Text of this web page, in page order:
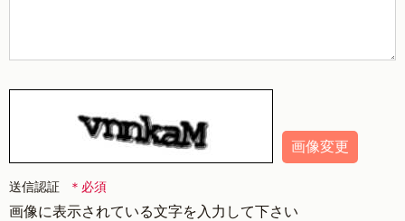
画像変更
送信認証
画像に表示されている文字を入力して下さい